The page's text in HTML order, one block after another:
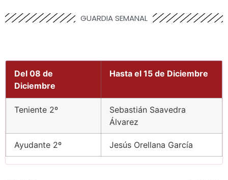
GUARDIA SEMANAL
Del 08 de
Diciembre
Hasta el 15 de Diciembre
Teniente 2º
Sebastián Saavedra
Álvarez
Ayudante 2º Jesús Orellana García